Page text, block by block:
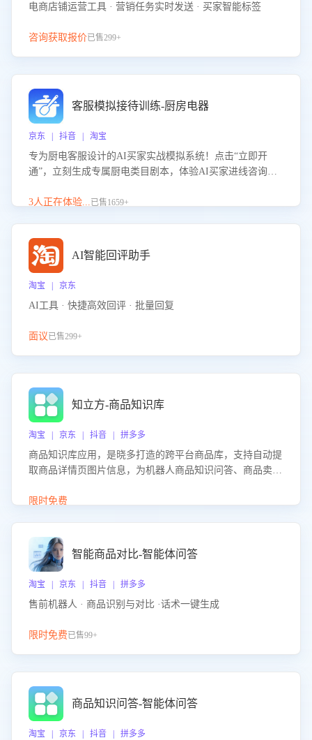
电商店铺运营工具 · 营销任务实时发送 · 买家智能标签
咨询获取报价已售299+
客服模拟接待训练-厨房电器
京东 | 抖音 | 淘宝
专为厨电客服设计的AI买家实战模拟系统！点击“立即开
通”，立刻生成专属厨电类目剧本，体验AI买家进线咨询真
实场景应对技巧！
3人正在体验...已售1659+
AI智能回评助手
淘宝 | 京东
AI工具 · 快捷高效回评 · 批量回复
面议已售299+
知立方-商品知识库
淘宝 | 京东 | 抖音 | 拼多多
商品知识库应用，是晓多打造的跨平台商品库，支持自动提
取商品详情页图片信息，为机器人商品知识问答、商品卖点
限时免费
智能商品对比-智能体问答
淘宝 | 京东 | 抖音 | 拼多多
售前机器人 · 商品识别与对比 ·话术一键生成
限时免费已售99+
商品知识问答-智能体问答
淘宝 | 京东 | 抖音 | 拼多多